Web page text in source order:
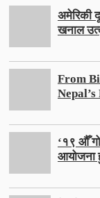
अमेरिकी
खनाल
From
‘१९ औँ
आयोजना